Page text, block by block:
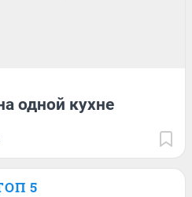
одной кухне
5